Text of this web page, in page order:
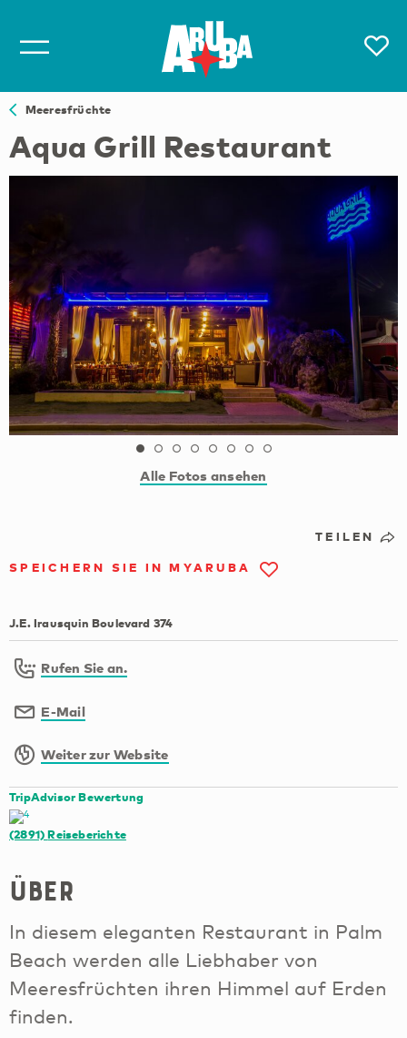
Meeresfrüchte
Aqua Grill Restaurant
Alle Fotos ansehen
TEILEN
SPEICHERN SIE IN MYARUBA
J.E. Irausquin Boulevard 374
Rufen Sie an.
E-Mail
Weiter zur Website
TripAdvisor Bewertung
(2891)Reiseberichte
Über
In diesem eleganten Restaurant in Palm
Beach werden alle Liebhaber von
Meeresfrüchten ihren Himmel auf Erden
finden.